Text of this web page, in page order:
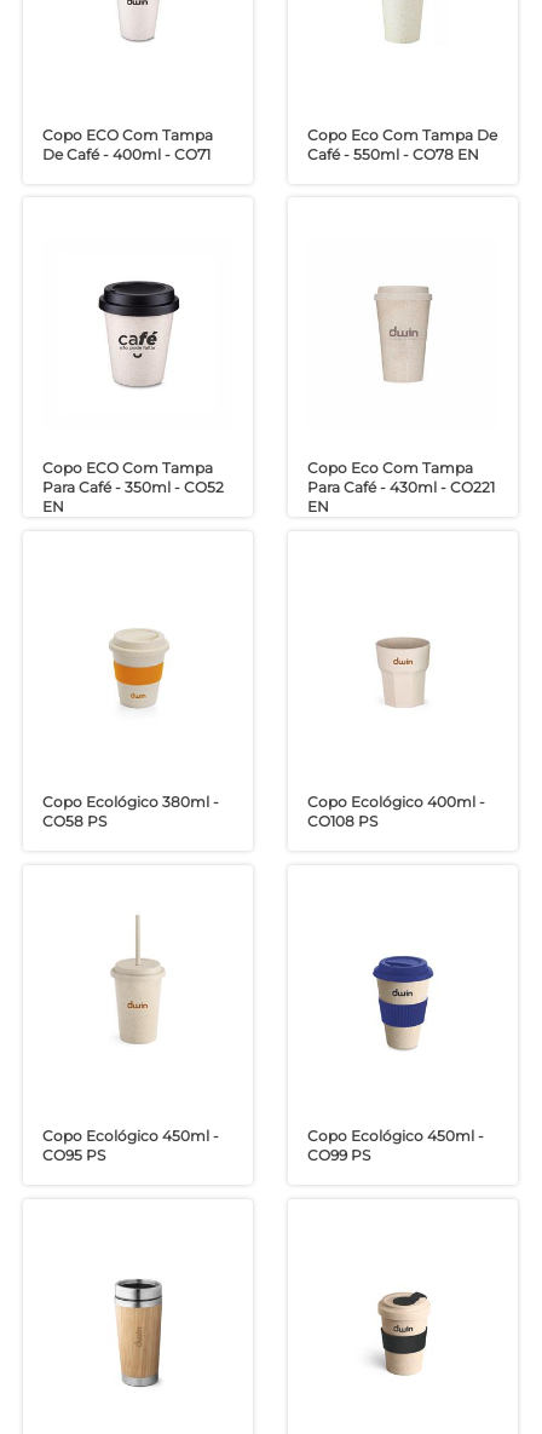
Copo ECO Com Tampa
De Café - 400ml - CO71
Copo Eco Com Tampa De
Café - 550ml - CO78 EN
Copo ECO Com Tampa
Para Café - 350ml - CO52
EN
Copo Eco Com Tampa
Para Café - 430ml - CO221
EN
Copo Ecológico 380ml -
CO58 PS
Copo Ecológico 400ml -
CO108 PS
Copo Ecológico 450ml -
CO95 PS
Copo Ecológico 450ml -
CO99 PS